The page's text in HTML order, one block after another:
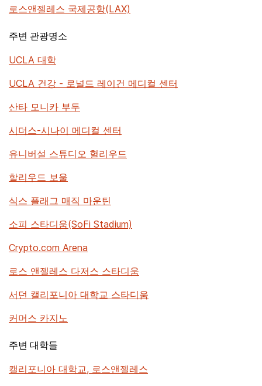
로스앤젤레스 국제공항(LAX)
주변 관광명소
UCLA 대학
UCLA 건강 - 로널드 레이건 메디컬 센터
산타 모니카 부두
시더스-시나이 메디컬 센터
유니버설 스튜디오 헐리우드
할리우드 보울
식스 플래그 매직 마운틴
소피 스타디움(SoFi Stadium)
Crypto.com Arena
로스 앤젤레스 다저스 스타디움
서던 캘리포니아 대학교 스타디움
커머스 카지노
주변 대학들
캘리포니아 대학교, 로스앤젤레스